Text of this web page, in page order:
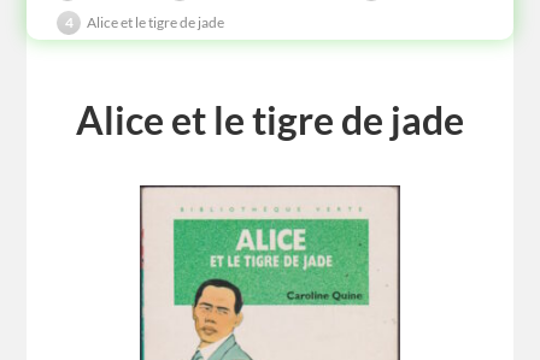
Alice et le tigre de jade
Alice et le tigre de jade